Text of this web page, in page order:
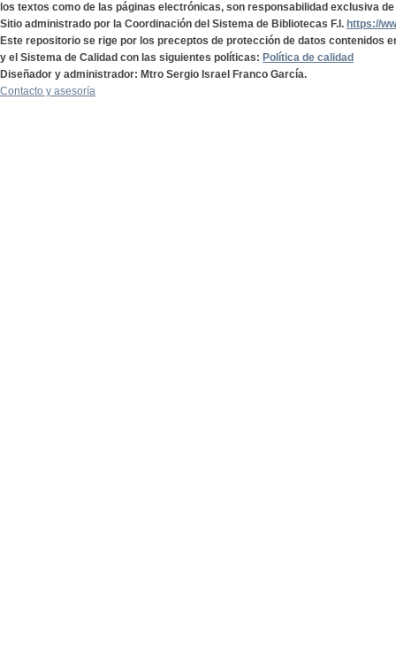
los textos como de las páginas electrónicas, son responsabilidad exclusiva
Sitio administrado por la Coordinación del Sistema de Bibliotecas F.I. https://
Este repositorio se rige por los preceptos de protección de datos contenidos
y el Sistema de Calidad con las siguientes políticas: Política de calidad
Diseñador y administrador: Mtro Sergio Israel Franco García.
Contacto y asesoría